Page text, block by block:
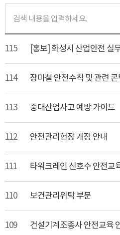
115 [홍보] 화성시 산업안전 실
114 장마철 안전수칙 및 관련 콘
113 중대산업사고 예방 가이드
112 안전관리헌장 개정 안내
111 타워크레인 신호수 안전교
110 보건관리위탁 부문
109 건설기계조종사 안전교육